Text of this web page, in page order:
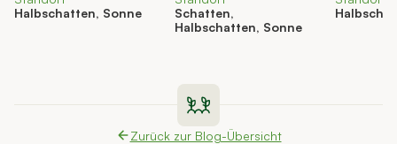
Halbschatten, Sonne
Schatten,
Halbschatten, Sonne
Zurück zur Blog-Übersicht